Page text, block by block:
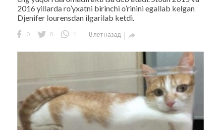
2016 yillarda ro’yxatni birinchi o’rinini egallab kelgan
Djenifer lourensdan ilgarilab ketdi.
0 0 1 8 лет назад 